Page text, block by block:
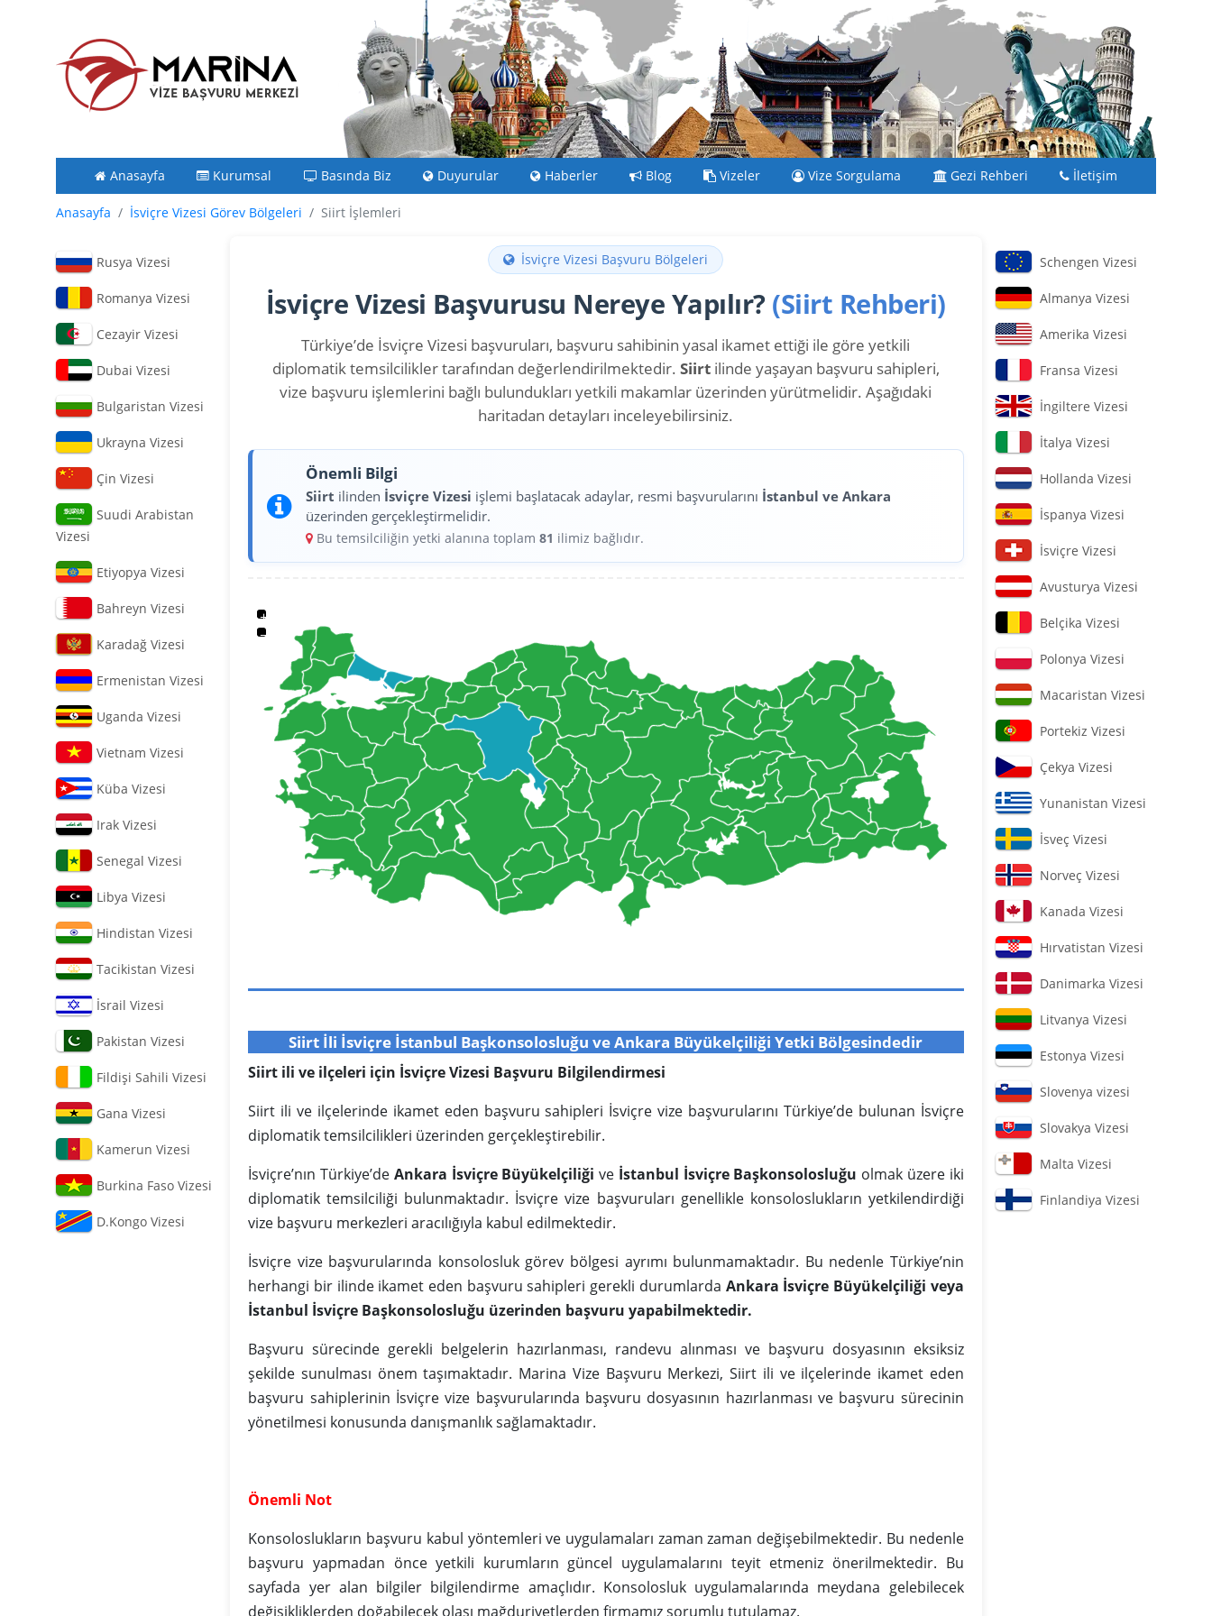
Anasayfa Kurumsal Basında Biz Duyurular Haberler Blog Vizeler Vize Sorgulama Gezi Rehberi İletişim
Anasayfa İsviçre Vizesi Görev Bölgeleri Siirt İşlemleri
Rusya Vizesi
Romanya Vizesi
Cezayir Vizesi
Dubai Vizesi
Bulgaristan Vizesi
Ukrayna Vizesi
Çin Vizesi
Suudi Arabistan
Vizesi
Etiyopya Vizesi
Bahreyn Vizesi
Karadağ Vizesi
Ermenistan Vizesi
Uganda Vizesi
Vietnam Vizesi
Küba Vizesi
Irak Vizesi
Senegal Vizesi
Libya Vizesi
Hindistan Vizesi
Tacikistan Vizesi
İsrail Vizesi
Pakistan Vizesi
Fildişi Sahili Vizesi
Gana Vizesi
Kamerun Vizesi
Burkina Faso Vizesi
D.Kongo Vizesi
İsviçre Vizesi Başvuru Bölgeleri
İsviçre Vizesi Başvurusu Nereye Yapılır? (Siirt Rehberi)
Türkiye’de İsviçre Vizesi başvuruları, başvuru sahibinin yasal ikamet ettiği ile göre yetkili
diplomatik temsilcilikler tarafından değerlendirilmektedir. Siirtilinde yaşayan başvuru sahipleri,
vize başvuru işlemlerini bağlı bulundukları yetkili makamlar üzerinden yürütmelidir. Aşağıdaki
haritadan detayları inceleyebilirsiniz.
Önemli Bilgi
Siirt ilinden İsviçre Vizesi işlemi başlatacak adaylar, resmi başvurularını İstanbul ve Ankara
üzerinden gerçekleştirmelidir.
Bu temsilciliğin yetki alanına toplam81 ilimiz bağlıdır.
+
−
Siirt İli İsviçre İstanbul Başkonsolosluğu ve Ankara Büyükelçiliği Yetki Bölgesindedir
Siirt ili ve ilçeleri için İsviçre Vizesi Başvuru Bilgilendirmesi
Siirt ili ve ilçelerinde ikamet eden başvuru sahipleri İsviçre vize başvurularını Türkiye’de bulunan İsviçre
diplomatik temsilcilikleri üzerinden gerçekleştirebilir.
İsviçre’nın Türkiye’de Ankara İsviçre Büyükelçiliği ve İstanbul İsviçre Başkonsolosluğu olmak üzere iki
diplomatik temsilciliği bulunmaktadır. İsviçre vize başvuruları genellikle konsoloslukların yetkilendirdiği
vize başvuru merkezleri aracılığıyla kabul edilmektedir.
İsviçre vize başvurularında konsolosluk görev bölgesi ayrımı bulunmamaktadır. Bu nedenle Türkiye’nin
herhangi bir ilinde ikamet eden başvuru sahipleri gerekli durumlarda Ankara İsviçre Büyükelçiliği veya
İstanbul İsviçre Başkonsolosluğu üzerinden başvuru yapabilmektedir.
Başvuru sürecinde gerekli belgelerin hazırlanması, randevu alınması ve başvuru dosyasının eksiksiz
şekilde sunulması önem taşımaktadır. Marina Vize Başvuru Merkezi, Siirt ili ve ilçelerinde ikamet eden
başvuru sahiplerinin İsviçre vize başvurularında başvuru dosyasının hazırlanması ve başvuru sürecinin
yönetilmesi konusunda danışmanlık sağlamaktadır.
Önemli Not
Konsoloslukların başvuru kabul yöntemleri ve uygulamaları zaman zaman değişebilmektedir. Bu nedenle
başvuru yapmadan önce yetkili kurumların güncel uygulamalarını teyit etmeniz önerilmektedir. Bu
sayfada yer alan bilgiler bilgilendirme amaçlıdır. Konsolosluk uygulamalarında meydana gelebilecek
değişikliklerden doğabilecek olası mağduriyetlerden firmamız sorumlu tutulamaz.
Schengen Vizesi
Almanya Vizesi
Amerika Vizesi
Fransa Vizesi
İngiltere Vizesi
İtalya Vizesi
Hollanda Vizesi
İspanya Vizesi
İsviçre Vizesi
Avusturya Vizesi
Belçika Vizesi
Polonya Vizesi
Macaristan Vizesi
Portekiz Vizesi
Çekya Vizesi
Yunanistan Vizesi
İsveç Vizesi
Norveç Vizesi
Kanada Vizesi
Hırvatistan Vizesi
Danimarka Vizesi
Litvanya Vizesi
Estonya Vizesi
Slovenya vizesi
Slovakya Vizesi
Malta Vizesi
Finlandiya Vizesi